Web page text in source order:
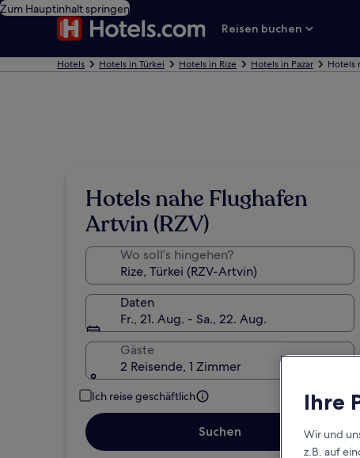
Zum Hauptinhalt springen
Reisen buchen
Hotels Hotels in Türkei Hotels in Rize Hotels in Pazar Hotels
Hotels nahe Flughafen
Artvin (RZV)
Wo soll’s hingehen?
Daten
Fr., 21. Aug. - Sa., 22. Aug.
Gäste
2 Reisende, 1 Zimmer
Ich reise geschäftlich
Suchen
Ihre
Wir und
z.B. auf